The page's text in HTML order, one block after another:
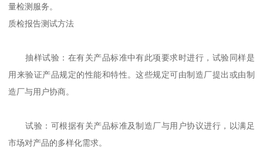
量检测服务。
质检报告测试方法
抽样试验：在有关产品标准中有此项要求时进行，试验同样是
用来验证产品规定的性能和特性。这些规定可由制造厂提出或由制
造厂与用户协商。
试验：可根据有关产品标准及制造厂与用户协议进行，以满足
市场对产品的多样化需求。